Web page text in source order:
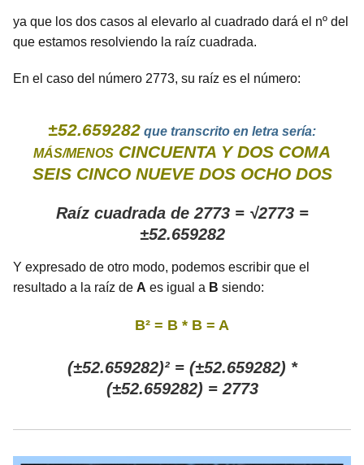
ya que los dos casos al elevarlo al cuadrado dará el nº del
que estamos resolviendo la raíz cuadrada.
En el caso del número 2773, su raíz es el número:
±52.659282 que transcrito en letra sería:
MÁS/MENOS CINCUENTA Y DOS COMA
SEIS CINCO NUEVE DOS OCHO DOS
Raíz cuadrada de 2773 = √2773 =
±52.659282
Y expresado de otro modo, podemos escribir que el
resultado a la raíz de A es igual a B siendo:
B² = B * B = A
(±52.659282)² = (±52.659282) *
(±52.659282) = 2773